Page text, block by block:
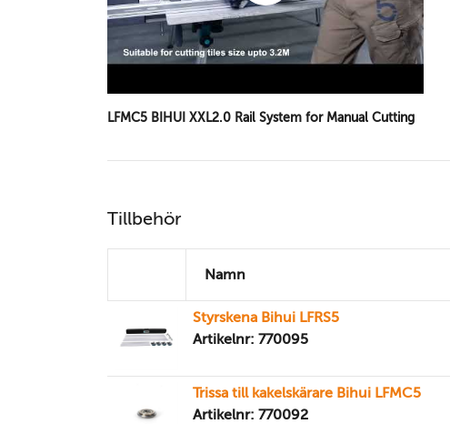
LFMC5 BIHUI XXL2.0 Rail System for Manual Cutting
Tillbehör
Namn
Styrskena Bihui LFRS5
Artikelnr: 770095
Trissa till kakelskärare Bihui LFMC5
Artikelnr: 770092